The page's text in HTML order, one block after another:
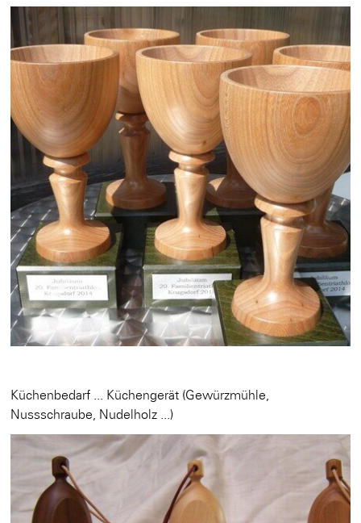
Küchenbedarf ... Küchengerät (Gewürzmühle,
Nussschraube, Nudelholz ...)